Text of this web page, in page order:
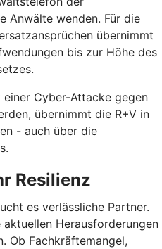
Anwälte wenden. Für die
übernimmt
bis zur Höhe des
Cyber-Attacke gegen
übernimmt die R+V in
- auch über die
Resilienz
es verlässliche Partner.
Herausforderungen
Ob Fachkräftemangel,